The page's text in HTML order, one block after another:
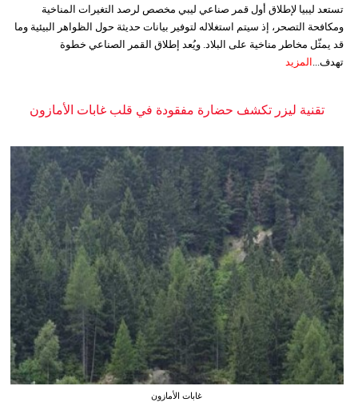
تستعد ليبيا لإطلاق أول قمر صناعي ليبي مخصص لرصد التغيرات المناخية
ومكافحة التصحر، إذ سيتم استغلاله لتوفير بيانات حديثة حول الظواهر البيئية وما
قد يمثّل مخاطر مناخية على البلاد. ويُعد إطلاق القمر الصناعي خطوة
تهدف... المزيد
تقنية ليزر تكشف حضارة مفقودة في قلب غابات الأمازون
غابات الأمازون